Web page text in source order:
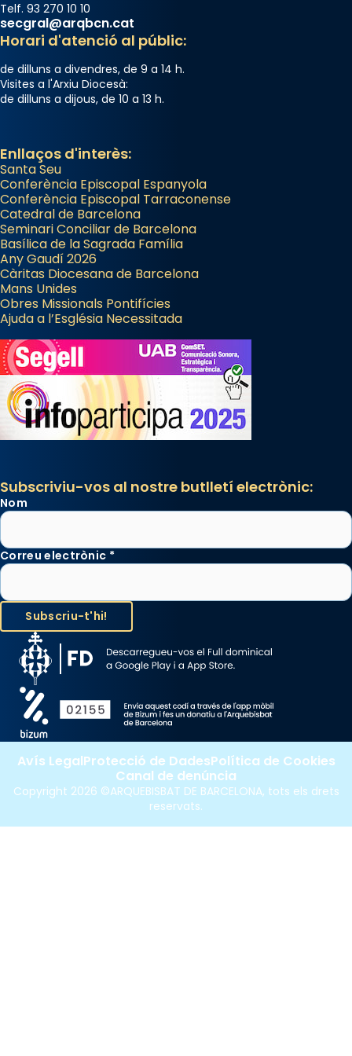
Telf. 93 270 10 10
secgral@arqbcn.cat
Horari d'atenció al públic:
de dilluns a divendres, de 9 a 14 h.
Visites a l'Arxiu Diocesà:
de dilluns a dijous, de 10 a 13 h.
Enllaços d'interès:
Santa Seu
Conferència Episcopal Espanyola
Conferència Episcopal Tarraconense
Catedral de Barcelona
Seminari Conciliar de Barcelona
Basílica de la Sagrada Família
Any Gaudí 2026
Càritas Diocesana de Barcelona
Mans Unides
Obres Missionals Pontifícies
Ajuda a l’Església Necessitada
Subscriviu-vos al nostre butlletí electrònic:
Nom
Correu electrònic *
Copyright 2026 ©ARQUEBISBAT DE BARCELONA, tots els drets
reservats.
Avís LegalProtecció de DadesPolítica de Cookies
Canal de denúncia